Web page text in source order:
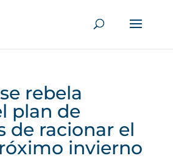
rebela
plan de
de racionar el
invierno